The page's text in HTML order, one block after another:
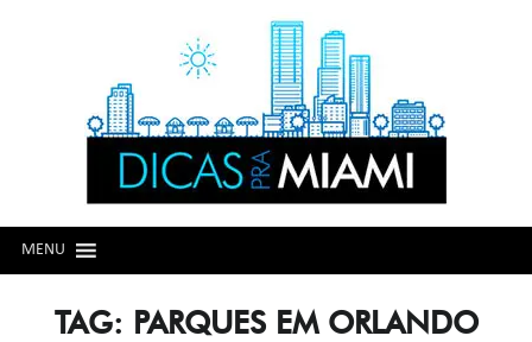
MENU
TAG: PARQUES EM ORLANDO